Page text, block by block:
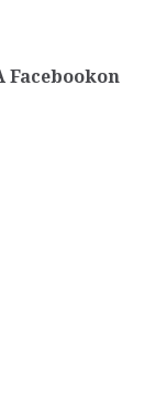
Facebookon